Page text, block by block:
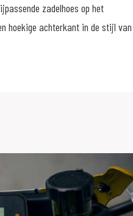
zadelhoes op het
hoekige achterkant in de stijl van